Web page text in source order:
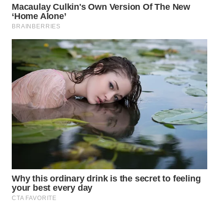
WAHANA
SPORT
WAHANA
UMKM
WAHANA
SELEB
WAHANA
PERSONA
OTOMOTIF
WAHANA